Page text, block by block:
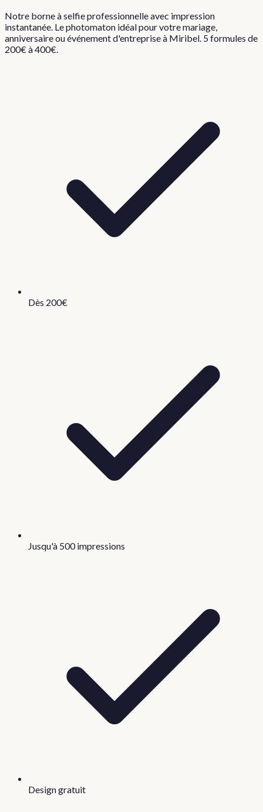
Notre borne à selfie professionnelle avec impression
instantanée. Le photomaton idéal pour votre mariage,
anniversaire ou événement d'entreprise à Miribel. 5 formules de
200€ à 400€.
Dès 200€
Jusqu'à 500 impressions
Design gratuit